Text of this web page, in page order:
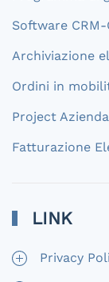
Software
Archiviazione
Ordini in
Project
Fatturazione
LINK
Privacy